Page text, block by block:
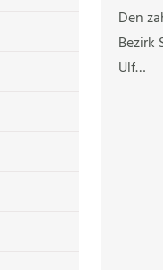
Den
Bezirk
Ulf…